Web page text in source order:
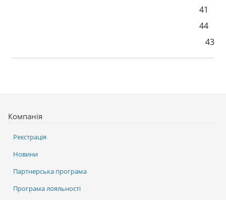
41
44
43
Компанія
Реєстрація
Новини
Партнерська програма
Програма лояльності